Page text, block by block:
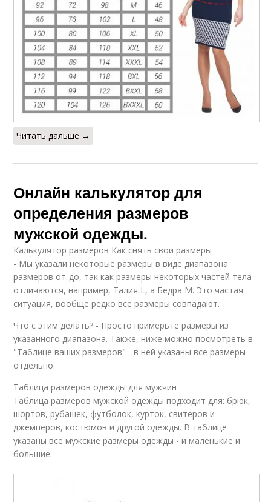
Читать дальше →
Онлайн калькулятор для
определения размеров
мужской одежды.
Калькулятор размеров Как снять свои размеры
- Мы указали некоторые размеры в виде диапазона
размеров от-до, так как размеры некоторых частей тела
отличаются, например, Талия L, а Бедра M. Это частая
ситуация, вообще редко все размеры совпадают.
Что с этим делать? - Просто примерьте размеры из
указанного диапазона. Также, ниже можно посмотреть в
"Таблице ваших размеров" - в ней указаны все размеры
отдельно.
Таблица размеров одежды для мужчин
Таблица размеров мужской одежды подходит для: брюк,
шортов, рубашек, футболок, курток, свитеров и
джемперов, костюмов и другой одежды. В таблице
указаны все мужские размеры одежды - и маленькие и
большие.